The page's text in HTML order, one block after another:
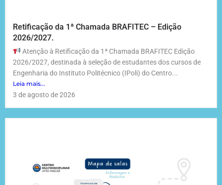
Retificação da 1ª Chamada BRAFITEC – Edição
2026/2027.
Atenção à Retificação da 1ª Chamada BRAFITEC Edição
2026/2027, destinada à seleção de estudantes dos cursos de
Engenharia do Instituto Politécnico (IPoli) do Centro...
Leia mais...
3 de agosto de 2026